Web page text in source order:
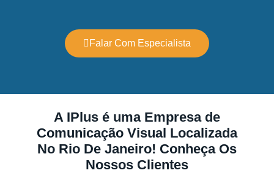
Falar Com Especialista
A IPlus é uma Empresa de
Comunicação Visual Localizada
No Rio De Janeiro! Conheça Os
Nossos Clientes